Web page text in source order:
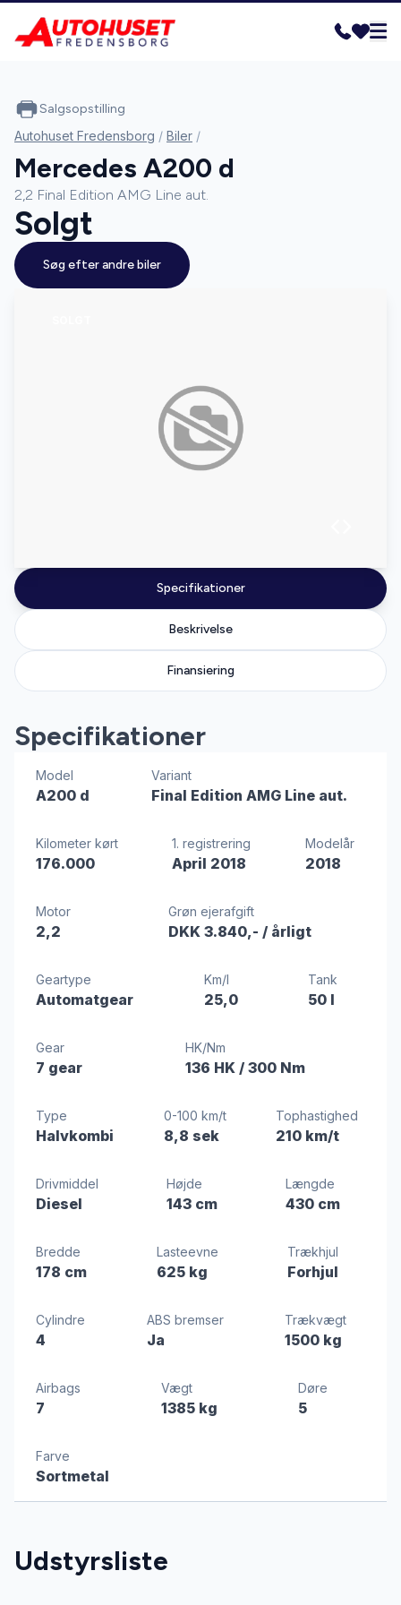
Specifikationer
Beskrivelse
Finansiering
Specifikationer
Model
A200 d
Variant
Final Edition AMG Line aut.
Kilometer kørt
176.000
1. registrering
April 2018
Modelår
2018
Motor
2,2
Grøn ejerafgift
DKK 3.840,- / årligt
Geartype
Automatgear
Km/l
25,0
Tank
50 l
Gear
7 gear
HK/Nm
136 HK / 300 Nm
Type
Halvkombi
0-100 km/t
8,8 sek
Tophastighed
210 km/t
Drivmiddel
Diesel
Højde
143 cm
Længde
430 cm
Bredde
178 cm
Lasteevne
625 kg
Trækhjul
Forhjul
Cylindre
4
ABS bremser
Ja
Trækvægt
1500 kg
Airbags
7
Vægt
1385 kg
Døre
5
Farve
Sortmetal
Udstyrsliste
Salgsopstilling
Autohuset Fredensborg / Biler /
Mercedes A200 d
2,2 Final Edition AMG Line aut.
Solgt
Søg efter andre biler